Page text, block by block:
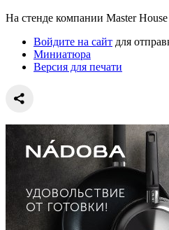
На стенде компании Master House
Войдите на сайт для
Миниатюра
Версия для печати